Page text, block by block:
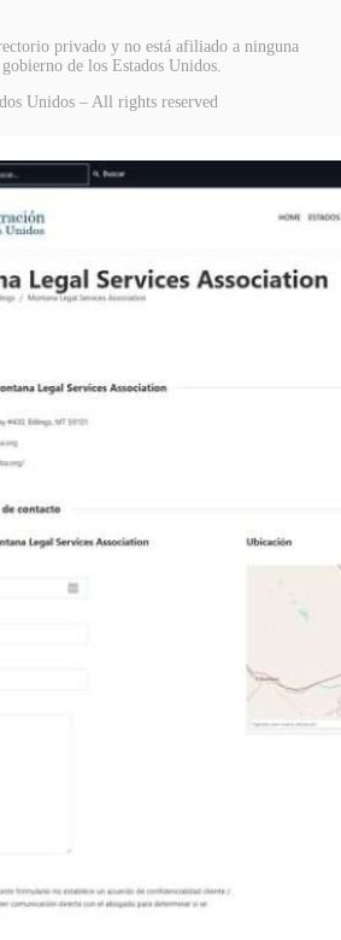
privado y no está afiliado a ninguna
de los Estados Unidos.
Unidos – All rights reserved